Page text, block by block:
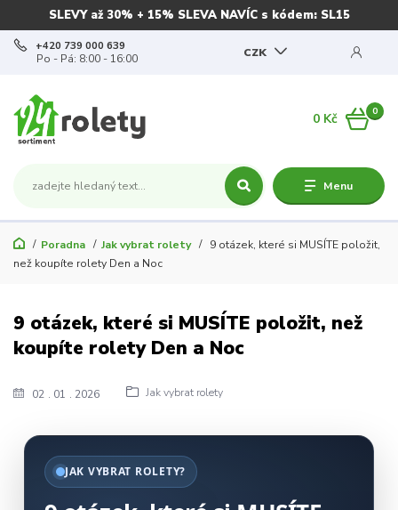
SLEVY až 30% + 15% SLEVA NAVÍC s kódem: SL15
Menu
CZK
+420 739 000 639
Po - Pá: 8:00 - 16:00
0
0 Kč
Poradna Jak vybrat rolety
9 otázek, které si MUSÍTE položit,
než koupíte rolety Den a Noc
02 01 2026 Jak vybrat rolety
9 otázek, které si MUSÍTE položit, než
koupíte rolety Den a Noc
JAK VYBRAT ROLETY?